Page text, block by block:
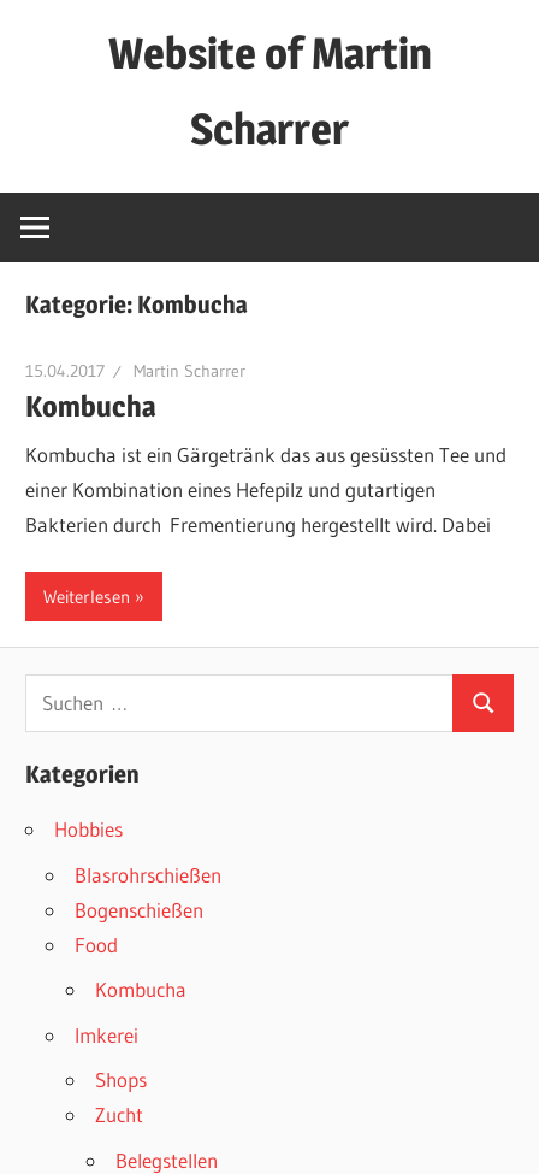
Website of Martin
Scharrer
Website
Kategorie: Kombucha
15.04.2017 Martin Scharrer
Kombucha
Kombucha ist ein Gärgetränk das aus gesüssten Tee und
einer Kombination eines Hefepilz und gutartigen
Bakterien durch Frementierung hergestellt wird. Dabei
Weiterlesen
Suchen
nach:
Suchen
Kategorien
Hobbies
Blasrohrschießen
Bogenschießen
Food
Kombucha
Imkerei
Shops
Zucht
Belegstellen